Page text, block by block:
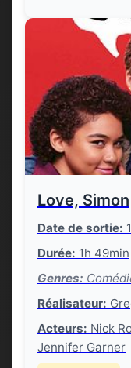
Love, Simon
Date de sortie:
Durée: 1h 49min
Genres:
Réalisateur:
Acteurs: Nick
Jennifer Garner